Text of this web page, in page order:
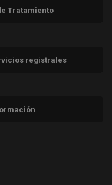
Tratamiento
registrales